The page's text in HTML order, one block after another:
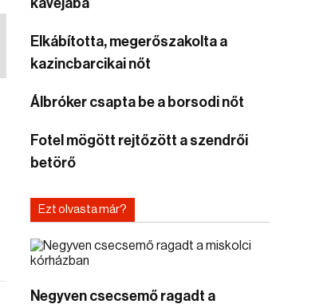
kávéjába
Elkábította, megerőszakolta a
kazincbarcikai nőt
Álbróker csapta be a borsodi nőt
Fotel mögött rejtőzött a szendrői
betörő
Ezt olvasta már?
Negyven csecsemő ragadt a